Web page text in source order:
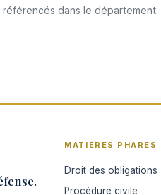
dans le département.
MATIÈRES PHARES
Droit des obligations
Procédure civile